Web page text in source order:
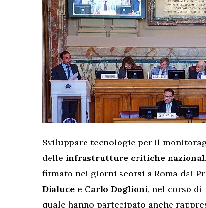
Sviluppare tecnologie per il
delle infrastrutture critiche
firmato nei giorni scorsi a Roma dai
Dialuce e Carlo Doglioni, nel corso di
quale hanno partecipato anche